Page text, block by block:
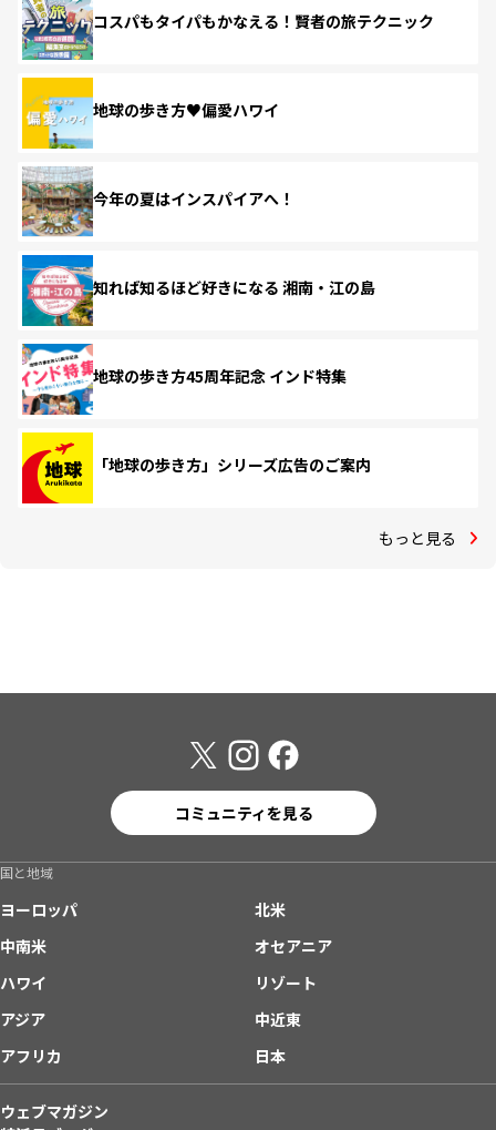
コスパもタイパもかなえる！賢者の旅テクニック
地球の歩き方♥偏愛ハワイ
今年の夏はインスパイアへ！
知れば知るほど好きになる 湘南・江の島
地球の歩き方45周年記念 インド特集
「地球の歩き方」シリーズ広告のご案内
もっと見る
コミュニティを見る
国と地域
ヨーロッパ
北米
中南米
オセアニア
ハワイ
リゾート
アジア
中近東
アフリカ
日本
ウェブマガジン